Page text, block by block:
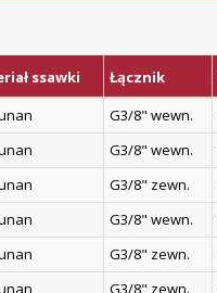
ssawki Łącznik
G3/8" wewn.
G3/8" wewn.
G3/8" zewn.
G3/8" wewn.
G3/8" zewn.
G3/8" zewn.